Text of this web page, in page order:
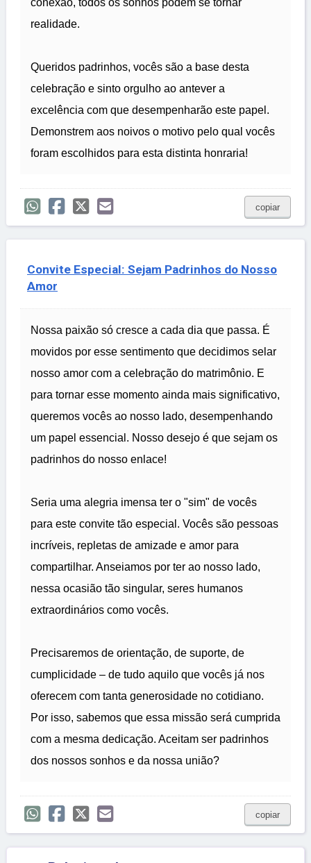
conexão, todos os sonhos podem se tornar
realidade.
Queridos padrinhos, vocês são a base desta
celebração e sinto orgulho ao antever a
excelência com que desempenharão este papel.
Demonstrem aos noivos o motivo pelo qual vocês
foram escolhidos para esta distinta honraria!
copiar
Convite Especial: Sejam Padrinhos do Nosso
Amor
Nossa paixão só cresce a cada dia que passa. É
movidos por esse sentimento que decidimos selar
nosso amor com a celebração do matrimônio. E
para tornar esse momento ainda mais significativo,
queremos vocês ao nosso lado, desempenhando
um papel essencial. Nosso desejo é que sejam os
padrinhos do nosso enlace!
Seria uma alegria imensa ter o "sim" de vocês
para este convite tão especial. Vocês são pessoas
incríveis, repletas de amizade e amor para
compartilhar. Anseiamos por ter ao nosso lado,
nessa ocasião tão singular, seres humanos
extraordinários como vocês.
Precisaremos de orientação, de suporte, de
cumplicidade – de tudo aquilo que vocês já nos
oferecem com tanta generosidade no cotidiano.
Por isso, sabemos que essa missão será cumprida
com a mesma dedicação. Aceitam ser padrinhos
dos nossos sonhos e da nossa união?
copiar